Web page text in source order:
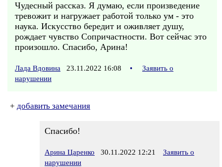
Чудесный рассказ. Я думаю, если произведение
тревожит и нагружает работой только ум - это
наука. Искусство бередит и оживляет душу,
рождает чувство Сопричастности. Вот сейчас это
произошло. Спасибо, Арина!
Лада Вдовина 23.11.2022 16:08 •
Заявить о
нарушении
+ добавить замечания
Спасибо!
Арина Царенко 30.11.2022 12:21
Заявить о
нарушении